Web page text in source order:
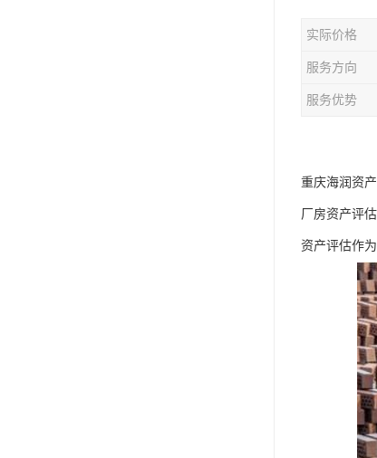
实际价格
服务方向
服务优势
重庆海润资
厂房资产评
资产评估作